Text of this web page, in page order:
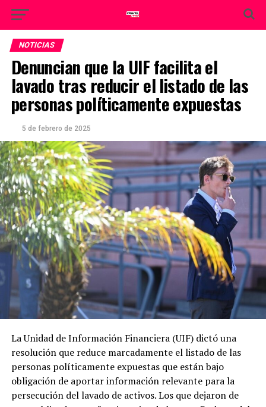
NOTICIAS
Denuncian que la UIF facilita el
lavado tras reducir el listado de las
personas políticamente expuestas
5 de febrero de 2025
La Unidad de Información Financiera (UIF) dictó una
resolución que reduce marcadamente el listado de las
personas políticamente expuestas que están bajo
obligación de aportar información relevante para la
persecución del lavado de activos. Los que dejaron de